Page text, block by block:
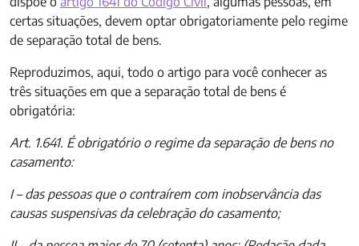
certas situações, devem optar obrigatoriamente pelo regime
de separação total de bens.
Reproduzimos, aqui, todo o artigo para você conhecer as
três situações em que a separação total de bens é
obrigatória:
Art. 1.641. É obrigatório o regime da separação de bens no
casamento:
I – das pessoas que o contraírem com inobservância das
causas suspensivas da celebração do casamento;